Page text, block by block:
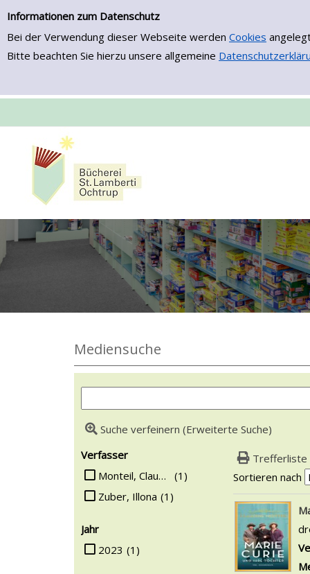
Informationen zum Datenschutz
Bei der Verwendung dieser Webseite werden Cookies
Bitte beachten Sie hierzu unsere allgemeine
Zur Trefferliste springen
Mediensuche
Suche verfeinern (Erweiterte Suche)
Suchfilter
Verfasser
Suche auf Verfasser einschränken
(1)
Monteil, Claudine
(1)
Zuber, Illona
Jahr
Suche auf Jahr einschränken
(1)
2023
Trefferliste
Sortieren nach